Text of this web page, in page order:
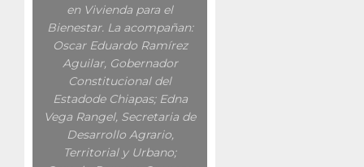
en Vivienda para el
Bienestar. La acompañan:
Oscar Eduardo Ramírez
Aguilar, Gobernador
Constitucional del
Estadode Chiapas; Edna
Vega Rangel, Secretaria de
Desarrollo Agrario,
Territorial y Urbano;